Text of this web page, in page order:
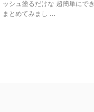
ッシュ塗るだけな 超簡単にで
まとめてみまし ...